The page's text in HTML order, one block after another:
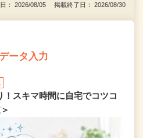
： 2026/08/05 掲載終了日： 2026/08/30
ータ入力
スキマ時間に自宅でコツコ